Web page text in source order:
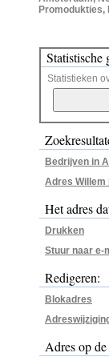
Promodukties,
Statistische
Statistieken
Bedrijven in
Adres Willem
Het adres
Drukken
Stuur naar e-
Redigeren:
Blokadres
Adres op